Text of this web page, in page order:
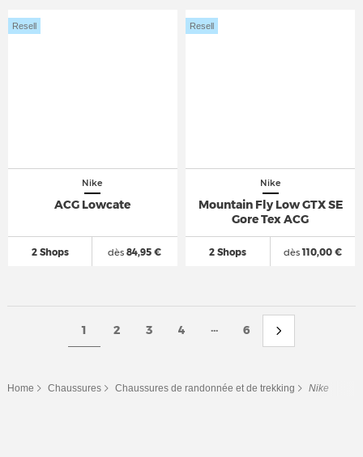
Nike
ACG Lowcate
2 Shops
Resell
dès 84,95 €
Nike
Mountain Fly Low GTX SE
Gore Tex ACG
2 Shops
Resell
dès110,00 €
1 2 3 4 ... 6
Home Chaussures Chaussures de randonnée et de trekking Nike